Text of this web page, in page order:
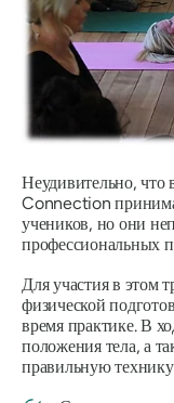
Неудивительно,
Connection
учеников, но они
профессиональных
Для участия в этом
физической
время практике. В
положения тела, а
правильную